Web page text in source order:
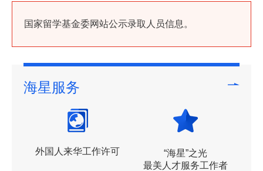
国家留学基金委网站公示录取人员信息。
海星服务
外国人来华工作许可
“海星”之光
最美人才服务工作者